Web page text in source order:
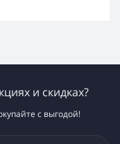
и скидках?
с выгодой!